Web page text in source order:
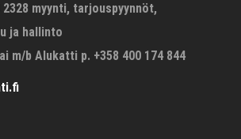
2328 myynti, tarjouspyynnöt,
ja hallinto
m/b Alukatti p. +358 400 174 844